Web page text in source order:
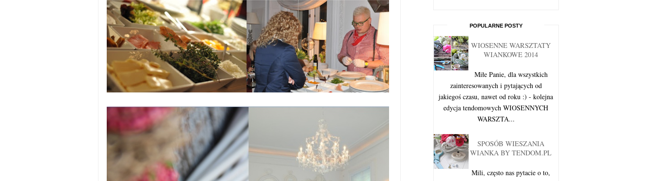
POPULARNE POSTY
WIOSENNE WARSZTATY
WIANKOWE 2014
Miłe Panie, dla wszystkich
zainteresowanych i pytających od
jakiegoś czasu, nawet od roku :) - kolejna
edycja tendomowych WIOSENNYCH
WARSZTA...
SPOSÓB WIESZANIA
WIANKA BY TENDOM.PL
Mili, często nas pytacie o to,